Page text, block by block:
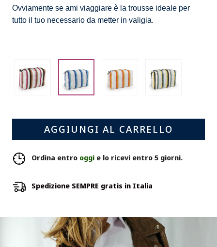
Ovviamente se ami viaggiare è la trousse ideale per
tutto il tuo necessario da metter in valigia.
Stoccarda
1236
1232
1233
AGGIUNGI AL CARRELLO
Ordina entro oggi e lo ricevi entro 5 giorni.
Spedizione SEMPRE gratis in Italia